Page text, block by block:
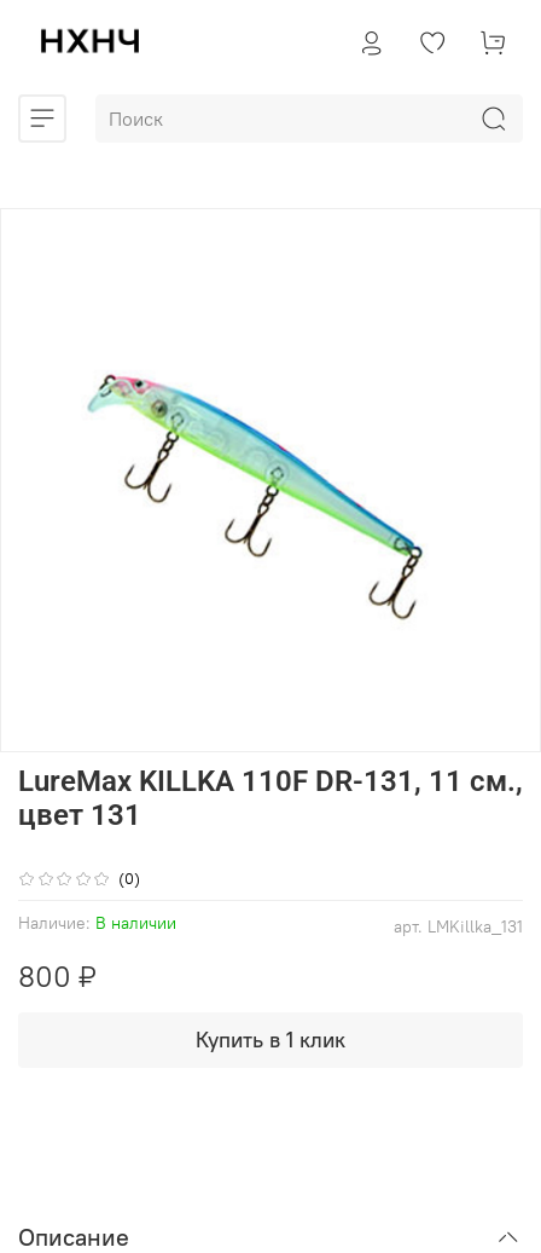
(0)
арт. LMKillka_131
Наличие: В наличии
LureMax KILLKA 110F DR-131, 11 см.,
цвет 131
800 ₽
Купить в 1 клик
Описание